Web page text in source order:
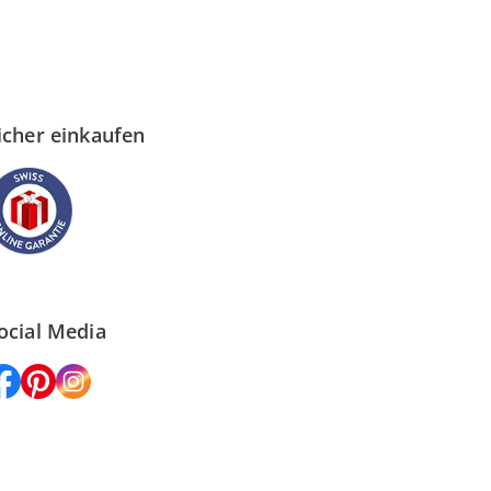
einkaufen
Media